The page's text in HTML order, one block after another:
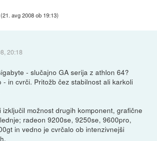
(21. avg 2008 ob 19:13)
20:18
- slučajno GA serija z athlon 64?
- in cvrči. Pritožb čez stabilnost ali karkoli
izključil možnost drugih komponent, grafične
radeon 9200se, 9250se, 9600pro,
in vedno je cvrčalo ob intenzivnejši